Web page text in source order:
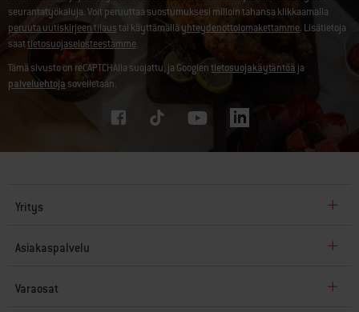
seurantatyökaluja. Voit peruuttaa suostumuksesi milloin tahansa klikkaamalla
peruuta uutiskirjeen tilaustai käyttämälläyhteydenottolomakettamme. Lisätietoja
saattietosuojaselosteestamme.
Tämä sivusto on reCAPTCHAlla suojattu, ja Googlentietosuojakäytäntöä ja
palveluehtoja sovelletaan.
Yritys
Asiakaspalvelu
Varaosat